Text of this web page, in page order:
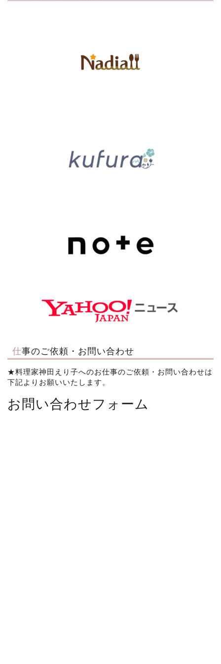
仕事のご依頼・お問い合わせ
★料理家神田えり子へのお仕事のご依頼・お問い合わせは
下記よりお願いいたします。
お問い合わせフォーム